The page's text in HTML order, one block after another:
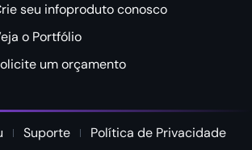
seu infoproduto conosco
o Portfólio
um orçamento
Suporte Política de Privacidade